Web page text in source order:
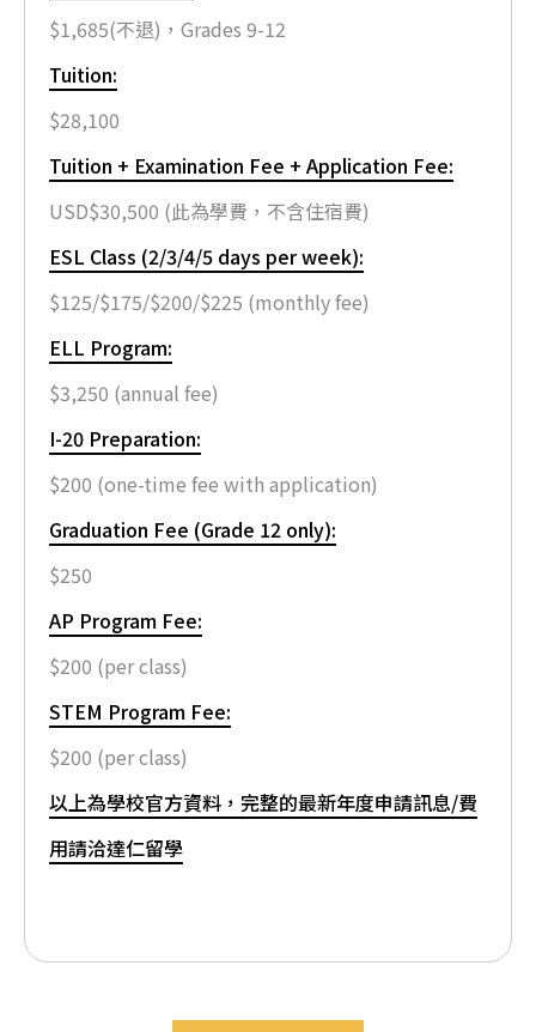
$1,685(不退)，Grades 9-12
Tuition:
$28,100
Tuition + Examination Fee + Application Fee:
USD$30,500 (此為學費，不含住宿費)
ESL Class (2/3/4/5 days per week):
$125/$175/$200/$225 (monthly fee)
ELL Program:
$3,250 (annual fee)
I-20 Preparation:
$200 (one-time fee with application)
Graduation Fee (Grade 12 only):
$250
AP Program Fee:
$200 (per class)
STEM Program Fee:
$200 (per class)
以上為學校官方資料，完整的最新年度申請訊息/費
用請洽達仁留學